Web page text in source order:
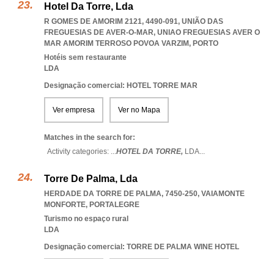
Hotel Da Torre, Lda
R GOMES DE AMORIM 2121, 4490-091, UNIÃO DAS
FREGUESIAS DE AVER-O-MAR, UNIAO FREGUESIAS AVER O
MAR AMORIM TERROSO POVOA VARZIM, PORTO
Hotéis sem restaurante
LDA
Designação comercial: HOTEL TORRE MAR
Ver empresa Ver no Mapa
Matches in the search for:
Activity categories: ...HOTEL DA TORRE, LDA...
Torre De Palma, Lda
HERDADE DA TORRE DE PALMA, 7450-250, VAIAMONTE
MONFORTE, PORTALEGRE
Turismo no espaço rural
LDA
Designação comercial: TORRE DE PALMA WINE HOTEL